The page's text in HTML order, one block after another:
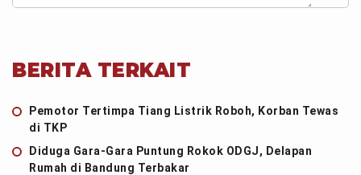
BERITA TERKAIT
Pemotor Tertimpa Tiang Listrik Roboh, Korban Tewas
di TKP
Diduga Gara-Gara Puntung Rokok ODGJ, Delapan
Rumah di Bandung Terbakar